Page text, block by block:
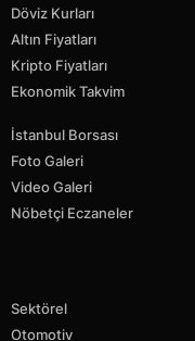
Döviz Kurları
Altın Fiyatları
Kripto Fiyatları
Ekonomik Takvim
İstanbul Borsası
Foto Galeri
Video Galeri
Nöbetçi Eczaneler
Sektörel
Otomotiv